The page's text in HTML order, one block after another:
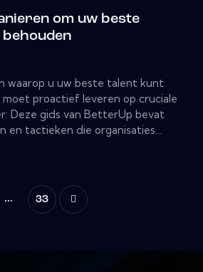
om uw beste
waarop u uw beste talent kunt
moet proactief leveren op cruciale
Deze gids van BetterUp bevat
en tactieken die organisaties…
… 33
>